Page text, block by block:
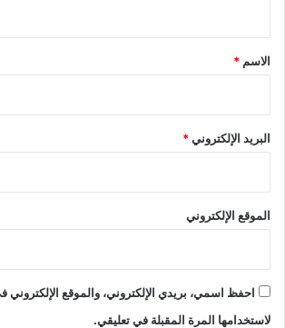
*
الاسم *
البريد الإلكتروني*
الموقع الإلكتروني
احفظ اسمي، بريدي الإلكتروني، والموقع الإلكتروني
لاستخدامها المرة المقبلة في تعليقي.